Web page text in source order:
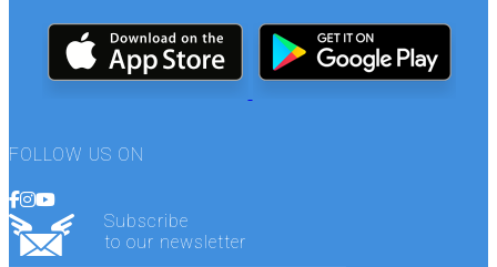
FOLLOW US ON
Subscribe
to our newsletter